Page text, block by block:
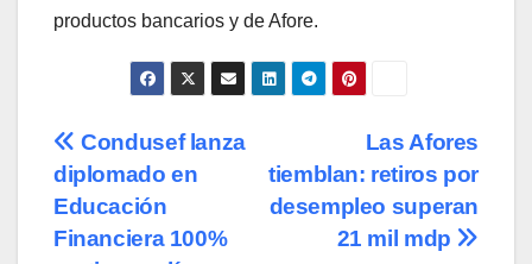
productos bancarios y de Afore.
Navegación
de
entradas
Las Afores
tiemblan: retiros por
desempleo superan
21 mil mdp
Condusef lanza
diplomado en
Educación
Financiera 100%